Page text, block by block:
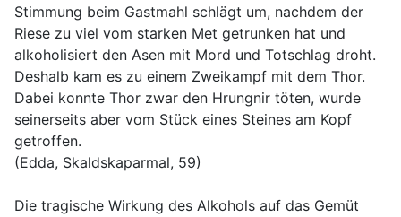
Stimmung beim Gastmahl schlägt um, nachdem der
Riese zu viel vom starken Met getrunken hat und
alkoholisiert den Asen mit Mord und Totschlag droht.
Deshalb kam es zu einem Zweikampf mit dem Thor.
Dabei konnte Thor zwar den Hrungnir töten, wurde
seinerseits aber vom Stück eines Steines am Kopf
getroffen.
(Edda, Skaldskaparmal, 59)
Die tragische Wirkung des Alkohols auf das Gemüt